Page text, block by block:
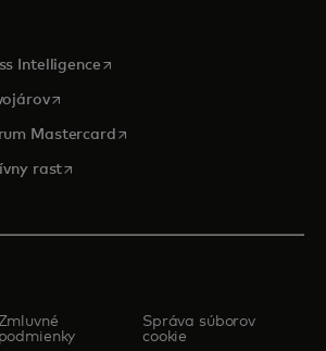
in a new tab
Intelligenceopens in a new tab
opens in a new tab
Mastercardopens in a new tab
rastopens in a new tab
podmienky
Správa súborov
cookie